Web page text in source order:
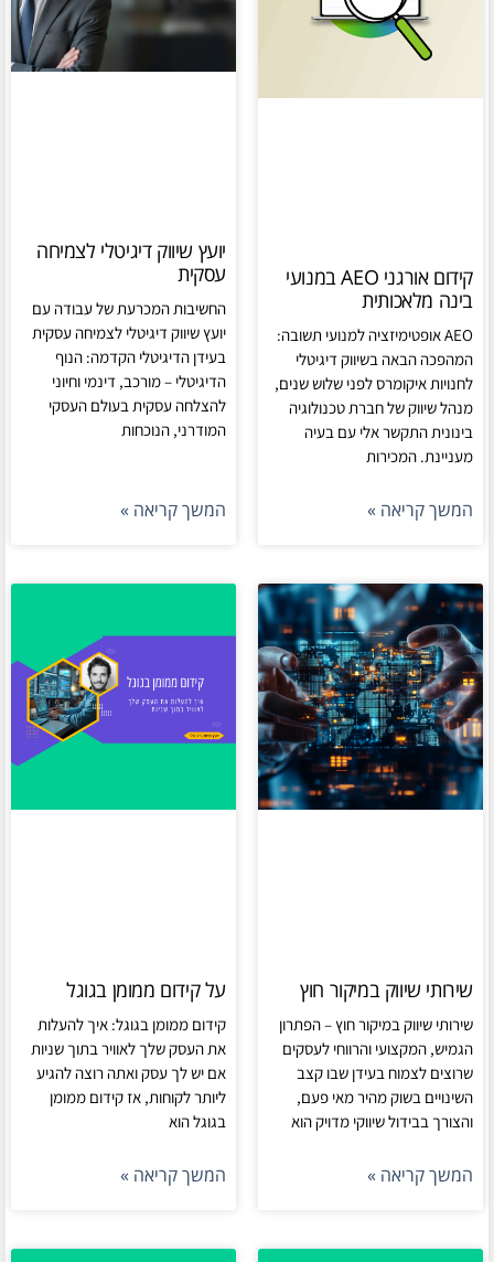
קידום אורגני AEO במנועי
בינה מלאכותית
AEO אופטימיזציה למנועי תשובה:
המהפכה הבאה בשיווק דיגיטלי
לחנויות איקומרס לפני שלוש שנים,
מנהל שיווק של חברת טכנולוגיה
בינונית התקשר אלי עם בעיה
מעניינת. המכירות
המשך קריאה »
יועץ שיווק דיגיטלי לצמיחה
עסקית
החשיבות המכרעת של עבודה עם
יועץ שיווק דיגיטלי לצמיחה עסקית
בעידן הדיגיטלי הקדמה: הנוף
הדיגיטלי – מורכב, דינמי וחיוני
להצלחה עסקית בעולם העסקי
המודרני, הנוכחות
המשך קריאה »
שירותי שיווק במיקור חוץ
שירותי שיווק במיקור חוץ – הפתרון
הגמיש, המקצועי והרווחי לעסקים
שרוצים לצמוח בעידן שבו קצב
השינויים בשוק מהיר מאי פעם,
והצורך בבידול שיווקי מדויק הוא
המשך קריאה »
על קידום ממומן בגוגל
קידום ממומן בגוגל: איך להעלות
את העסק שלך לאוויר בתוך שניות
אם יש לך עסק ואתה רוצה להגיע
ליותר לקוחות, אז קידום ממומן
בגוגל הוא
המשך קריאה »